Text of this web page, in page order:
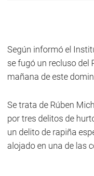
Según informó el
se fugó un recluso del
mañana de este
Se trata de Rúben
por tres delitos de
un delito de rapiña
alojado en una de las